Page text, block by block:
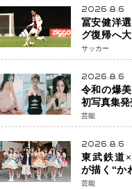
2026.8.6
冨安健洋
グ復帰へ
タルパレ
カルチェ
サッカー
2026.8.6
令和の爆
初写真集
で2560万
を記録し
縮
芸能
2026.8.6
東武鉄道
が描く“か
舞台にした
芸能